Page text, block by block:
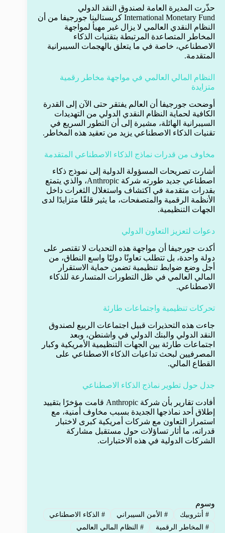
حذّرت المديرة العامة لصندوق النقد الدولي
International Monetary Fund كريستالينا جورجيفا من أن
النظام النقدي العالمي لا يزال غير مهيأ لمواجهة
المخاطر المتصاعدة المرتبطة بتقنيات الذكاء
الاصطناعي، خاصة في ما يتعلق بالهجمات السيبرانية
المتقدمة.
النظام المالي العالمي في مواجهة مخاطر رقمية
متزايدة
أوضحت جورجيفا أن العالم يفتقر حتى الآن إلى القدرة
الكافية لحماية النظام النقدي الدولي من التهديدات
السيبرانية الهائلة، مشيرة إلى أن التطور السريع في
تقنيات الذكاء الاصطناعي يزيد من تعقيد هذه المخاطر.
مخاوف من قدرات نماذج الذكاء الاصطناعي المتقدمة
أشارت تصريحات المسؤولة الدولية إلى نموذج ذكاء
اصطناعي جديد طورته شركة Anthropic، والذي يتمتع
بقدرات متقدمة في اكتشاف واستغلال الثغرات داخل
الأنظمة الرقمية والمتصفحات، ما يثير قلقًا متزايدًا لدى
الجهات التنظيمية.
دعوات لتعزيز التعاون الدولي
أكدت جورجيفا أن مواجهة هذه التحديات لا تقتصر على
دولة واحدة، بل تتطلب تعاونًا دوليًا واسع النطاق، من
أجل وضع ضوابط تنظيمية تضمن حماية الاستقرار
المالي العالمي في ظل التطورات المتسارعة للذكاء
الاصطناعي.
تحركات تنظيمية واجتماعات طارئة
جاءت هذه التحذيرات قبيل اجتماعات الربيع لصندوق
النقد الدولي والبنك الدولي في واشنطن، وبعد
اجتماعات طارئة بين الجهات التنظيمية الأمريكية وكبار
المصرفيين لبحث تداعيات الذكاء الاصطناعي على
القطاع المالي.
جدل حول تطوير نماذج الذكاء الاصطناعي
أفادت تقارير بأن شركة Anthropic قامت مؤخرًا بتقييد
إطلاق أحد نماذجها الجديدة بسبب مخاوف أمنية، مع
استمرار التعاون مع شركات أمريكية كبرى لاختبار
قدراته، ما أثار تساؤلات حول مستقبل مشاركة
الشركات الدولية في هذه الاختبارات.
وسوم
#أنثروبيك #الأمن السيبراني # الذكاء الاصطناعي
#المخاطر الرقمية #النظام المالي العالمي